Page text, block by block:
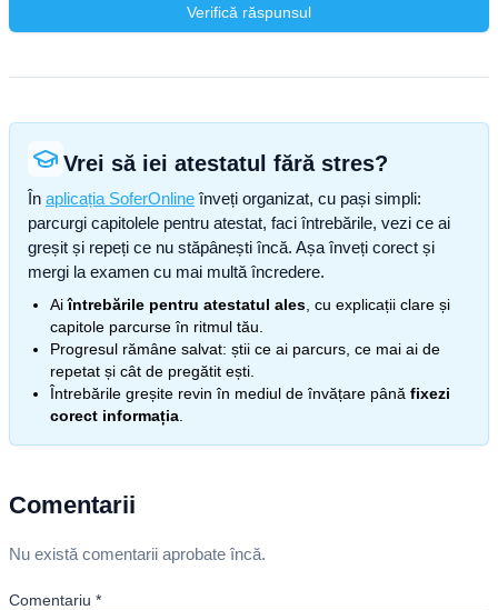
Verifică răspunsul
Vrei să iei atestatul fără stres?
În aplicația SoferOnline înveți organizat, cu pași simpli:
parcurgi capitolele pentru atestat, faci întrebările, vezi ce ai
greșit și repeți ce nu stăpânești încă. Așa înveți corect și
mergi la examen cu mai multă încredere.
Aiîntrebările pentru atestatul ales , cu explicații clare și
capitole parcurse în ritmul tău.
Progresul rămâne salvat: știi ce ai parcurs, ce mai ai de
repetat și cât de pregătit ești.
Întrebările greșite revin în mediul de învățare până fixezi
corect informația
Comentarii
Nu există comentarii aprobate încă.
Comentariu *